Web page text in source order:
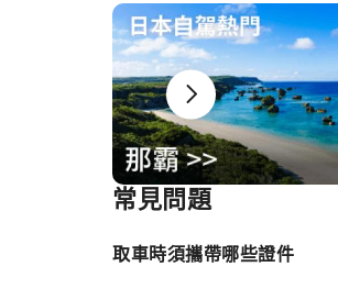
Item
of
常見問題
取車時須攜帶哪些證件